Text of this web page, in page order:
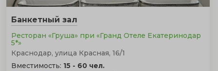
Банкетный зал
Ресторан «Груша» при «Гранд Отеле Екатеринодар
5*»
Краснодар, улица Красная, 16/1
Вместимость: 15 - 60 чел.